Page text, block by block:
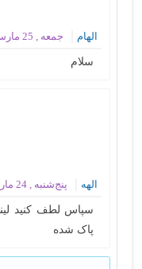
الهام جمعه , 25 مارس
سلام
الهه پنج‌شنبه , 24 مارس
سپاس لطف کنید
پاک شده